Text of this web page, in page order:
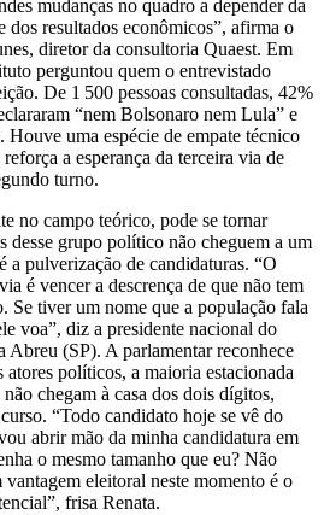
mudanças no quadro a depender da
dos resultados econômicos”, afirma o
diretor da consultoria Quaest. Em
perguntou quem o entrevistado
De 1 500 pessoas consultadas, 42%
“nem Bolsonaro nem Lula” e
uma espécie de empate técnico
a esperança da terceira via de
turno.
no campo teórico, pode se tornar
desse grupo político não cheguem a um
a pulverização de candidaturas. “O
é vencer a descrença de que não tem
Se tiver um nome que a população fala
voa”, diz a presidente nacional do
Abreu (SP). A parlamentar reconhece
políticos, a maioria estacionada
chegam à casa dos dois dígitos,
“Todo candidato hoje se vê do
abrir mão da minha candidatura em
o mesmo tamanho que eu? Não
vantagem eleitoral neste momento é o
frisa Renata.